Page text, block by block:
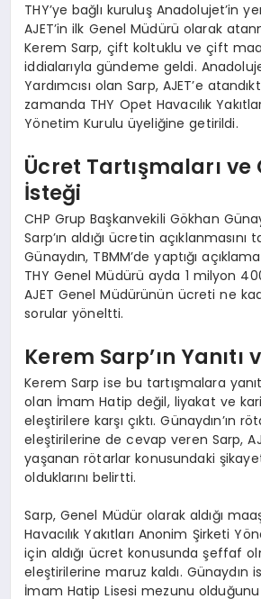
THY’ye bağlı kuruluş Anadolujet’in
AJET’in ilk Genel Müdürü olarak
Kerem Sarp, çift koltuklu ve çift
iddialarıyla gündeme geldi.
Yardımcısı olan Sarp, AJET’e
zamanda THY Opet Havacılık
Yönetim Kurulu üyeliğine getirildi.
Ücret Tartışmaları ve
İsteği
CHP Grup Başkanvekili Gökhan
Sarp’ın aldığı ücretin açıklanmasını
Günaydın, TBMM’de yaptığı
THY Genel Müdürü ayda 1 milyon
AJET Genel Müdürünün ücreti ne
sorular yöneltti.
Kerem Sarp’ın Yanıtı
Kerem Sarp ise bu tartışmalara
olan İmam Hatip değil, liyakat ve
eleştirilere karşı çıktı. Günaydın’ın
eleştirilerine de cevap veren Sarp,
yaşanan rötarlar konusundaki
olduklarını belirtti.
Sarp, Genel Müdür olarak aldığı
Havacılık Yakıtları Anonim Şirketi
için aldığı ücret konusunda şeffaf
eleştirilerine maruz kaldı. Günaydın
İmam Hatip Lisesi mezunu